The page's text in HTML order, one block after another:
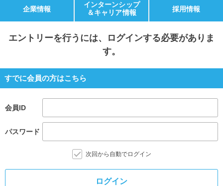
企業情報
インターンシップ
＆キャリア情報
採用情報
エントリーを行うには、ログインする必要がありま
す。
すでに会員の方はこちら
会員ID
パスワード
次回から自動でログイン
ログイン